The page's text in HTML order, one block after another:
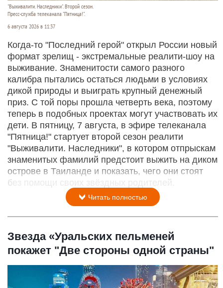
"Выживалити. Наследники". Второй сезон.
Пресс-служба телеканала "Пятница!".
6 августа 2026 в 11:37
Когда-то "Последний герой" открыл России новый
формат зрелищ - экстремальные реалити-шоу на
выживание. Знаменитости самого разного
калибра пытались остаться людьми в условиях
дикой природы и выиграть крупный денежный
приз. С той поры прошла четверть века, поэтому
теперь в подобных проектах могут участвовать их
дети. В пятницу, 7 августа, в эфире телеканала
"Пятница!" стартует второй сезон реалити
"Выживалити. Наследники", в котором отпрыскам
знаменитых фамилий предстоит выжить на диком
острове в Таиланде и показать, чего они стоят
без помощи своих звёздных родителей.
Читать полностью
Звезда «Уральских пельменей
покажет "Две стороны одной страны"